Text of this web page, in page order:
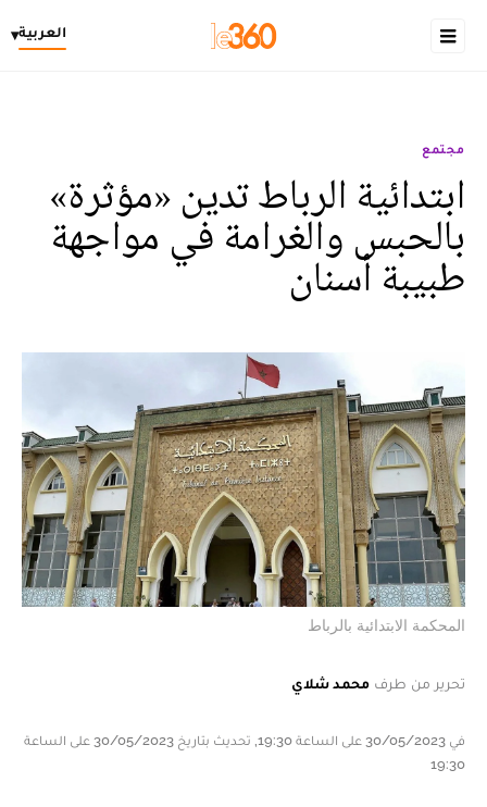
العربية▾
مجتمع
ابتدائية الرباط تدين «مؤثرة»
بالحبس والغرامة في مواجهة
طبيبة أسنان
المحكمة الابتدائية بالرباط
تحرير من طرف محمد شلاي
في 30/05/2023 على الساعة 19:30, تحديث بتاريخ 30/05/2023 على الساعة
19:30